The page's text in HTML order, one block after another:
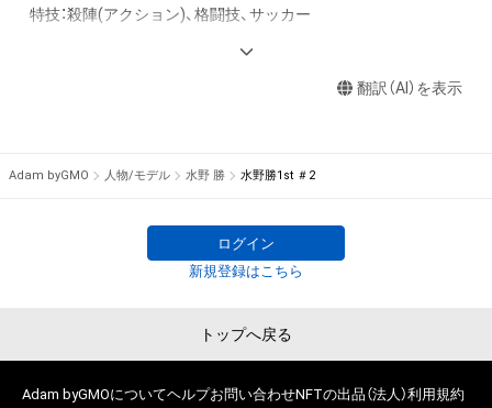
権を侵害するおそれのある行為(改変、公開、配布、逆コンパイ
せん。)を行うことはできません。
・本アイテムに関する創作物の利用については、公序良俗や法令
特技：殺陣(アクション)、格闘技、サッカー
日本初！NFTを活用した男性コンテスト『国民的推しMENコンテ
俳優、モデル、インフルエンサー、タレントなど個性豊かな参加
に選ばれます。NFTを無料でゲットしてあなたの”推し”を応援
翻訳（AI）を表示
Adam byGMO 人物/モデル 水野 勝 水野勝1st ＃2
ログイン
新規登録はこちら
トップへ戻る
Adam byGMOについてヘルプお問い合わせNFTの出品（法人）利用規約